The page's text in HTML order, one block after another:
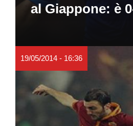
al Giappone: è
19/05/2014 - 16:36